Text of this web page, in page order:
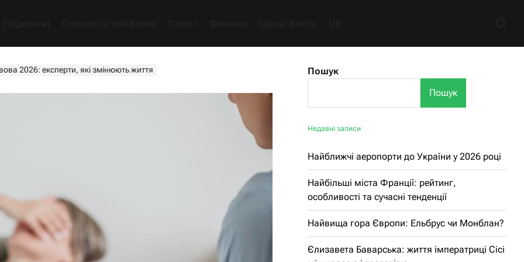
2026: експерти, які змінюють життя
Пошук
Пошук
Недавні записи
Найближчі аеропорти до України у 2026 році
Найбільші міста Франції: рейтинг,
особливості та сучасні тенденції
Найвища гора Європи: Ельбрус чи Монблан?
Єлизавета Баварська: життя імператриці Сісі